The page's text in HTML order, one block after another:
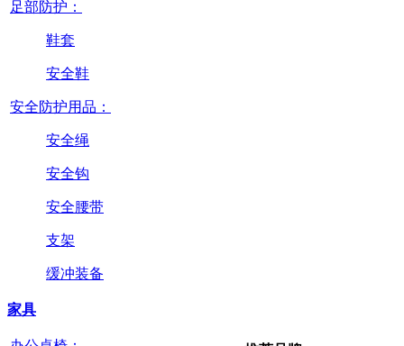
足部防护：
鞋套
安全鞋
安全防护用品：
安全绳
安全钩
安全腰带
支架
缓冲装备
家具